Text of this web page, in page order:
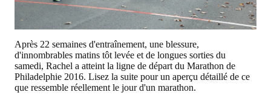
Après 22 semaines d'entraînement, une blessure,
d'innombrables matins tôt levée et de longues sorties du
samedi, Rachel a atteint la ligne de départ du Marathon de
Philadelphie 2016. Lisez la suite pour un aperçu détaillé de ce
que ressemble réellement le jour d'un marathon.